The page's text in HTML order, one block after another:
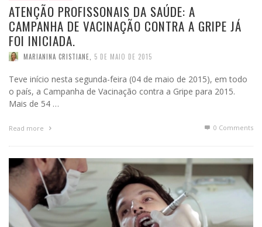
ATENÇÃO PROFISSONAIS DA SAÚDE: A
CAMPANHA DE VACINAÇÃO CONTRA A GRIPE JÁ
FOI INICIADA.
MARIANINA CRISTIANE, 5 DE MAIO DE 2015
Teve início nesta segunda-feira (04 de maio de 2015), em todo
o país, a Campanha de Vacinação contra a Gripe para 2015.
Mais de 54 …
Read more 0 Comments